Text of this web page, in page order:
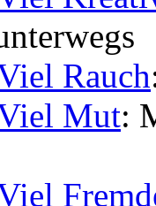
Rauch
Mut: